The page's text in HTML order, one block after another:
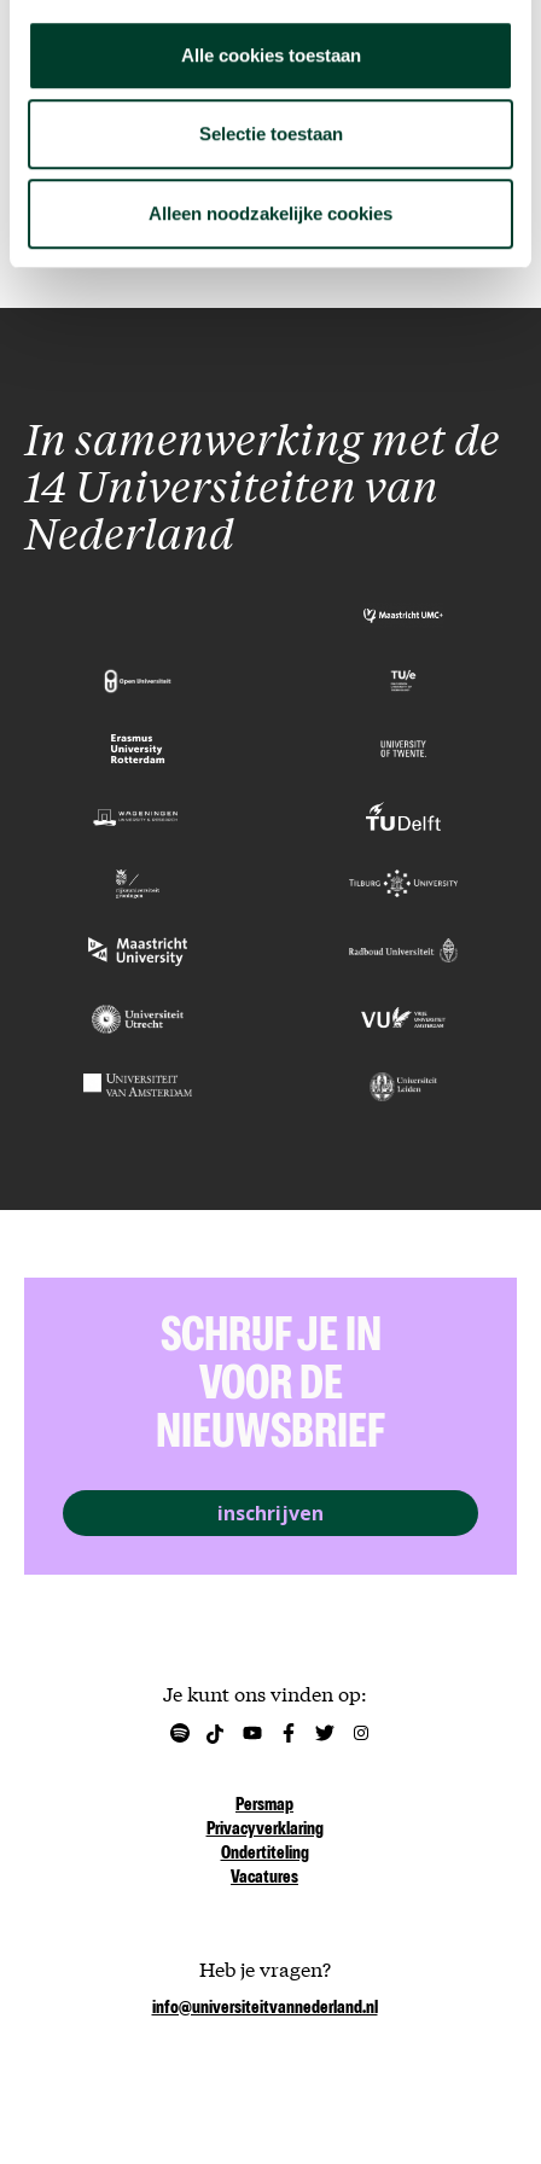
Alle cookies toestaan
Selectie toestaan
Alleen noodzakelijke cookies
nieuwe video of podcasts voor je klaarstaat.
Schrijf je in voor onze nieuwsbrief:
In samenwerking met de
14 Universiteiten van
Nederland
Je kunt ons vinden op:
Persmap
Privacyverklaring
Ondertiteling
Vacatures
Heb je vragen?
info@universiteitvannederland.nl
SCHRIJF JE IN
VOOR DE
NIEUWSBRIEF
inschrijven